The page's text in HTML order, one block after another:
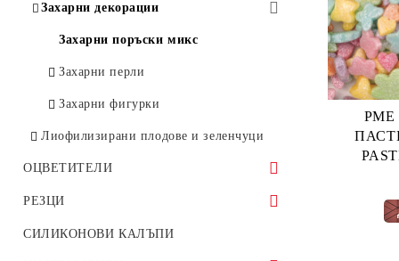
Захарни поръски
Разни
Принт
Захарни декорации
Захарни поръски микс
Захарни перли
Захарни фигурки
Лиофилизирани плодове и зеленчуци
ОЦВЕТИТЕЛИ
Гелови бои
Sugarflair
Прахови бои
РЕЗЦИ
Геометрични фигури
СИЛИКОНОВИ КАЛЪПИ